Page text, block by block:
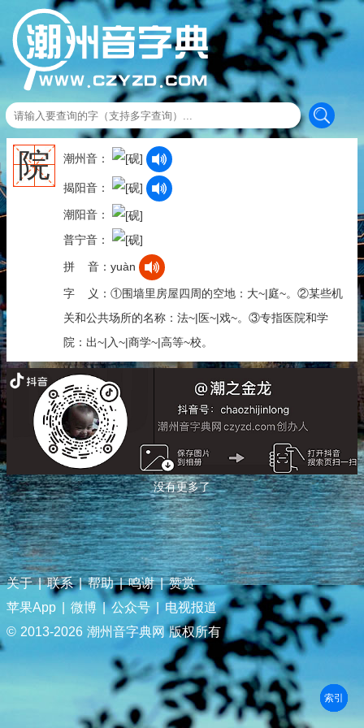
院 潮州音：
揭阳音：
潮阳音：
普宁音：
拼 音：yuàn
字 义：①围墙里房屋四周的空地：大~|庭~。②某些机
关和公共场所的名称：法~|医~|戏~。③专指医院和学
院：出~|入~|商学~|高等~校。
没有更多了
关于 | 联系 | 帮助 | 鸣谢 | 赞赏
苹果App
微博 | 公众号
电视报道
© 2013-2026 潮州音字典网 版权所有
部首
笔划
拼音
潮拼